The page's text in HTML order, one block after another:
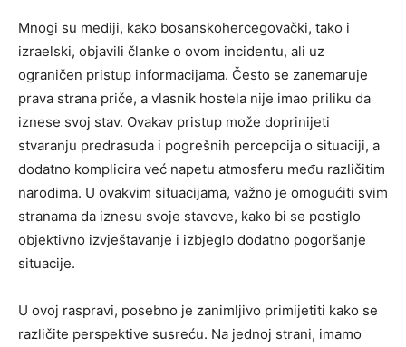
Mnogi su mediji, kako bosanskohercegovački, tako i
izraelski, objavili članke o ovom incidentu, ali uz
ograničen pristup informacijama. Često se zanemaruje
prava strana priče, a vlasnik hostela nije imao priliku da
iznese svoj stav. Ovakav pristup može doprinijeti
stvaranju predrasuda i pogrešnih percepcija o situaciji, a
dodatno komplicira već napetu atmosferu među različitim
narodima. U ovakvim situacijama, važno je omogućiti svim
stranama da iznesu svoje stavove, kako bi se postiglo
objektivno izvještavanje i izbjeglo dodatno pogoršanje
situacije.
U ovoj raspravi, posebno je zanimljivo primijetiti kako se
različite perspektive susreću. Na jednoj strani, imamo